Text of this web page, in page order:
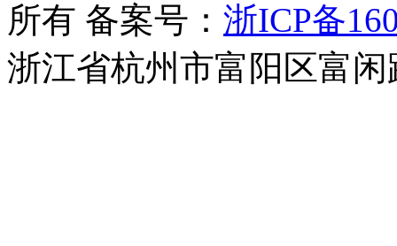
所有 备案号： 浙ICP备
浙江省杭州市富阳区富